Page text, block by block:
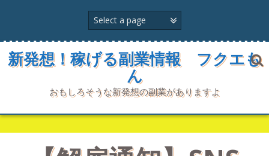
ン
プ
新発想！稼げる副業情報 フクエも
ん
おもしろそうな新発想の副業がありますよ